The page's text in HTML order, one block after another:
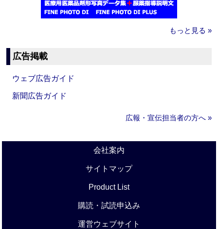
もっと見る »
広告掲載
ウェブ広告ガイド
新聞広告ガイド
広報・宣伝担当者の方へ »
会社案内
サイトマップ
Product List
購読・試読申込み
運営ウェブサイト